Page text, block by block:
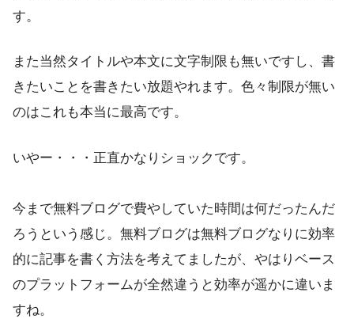
す。
また当然タイトルや本文に文字制限も無いですし、書
きたいことを書きたい放題やれます。色々制限が無い
のはこれも本当に最高です。
いやー・・・ 正直かなりショック です。
今まで無料ブログで費やしていた時間は何だったんだ
ろう という感じ。無料ブログは無料ブログなりに効率
的に記事を書く方法を考えてましたが、やはりベース
のプラットフォームが全然違うと効率が遥かに違いま
すね。